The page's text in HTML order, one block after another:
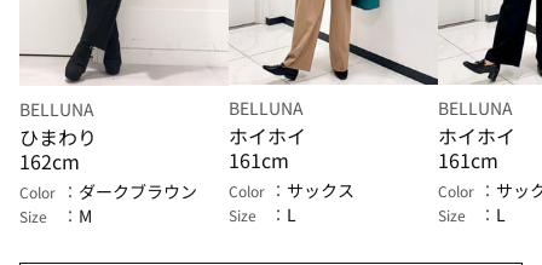
BELLUNA
ひまわり
162cm
Color ダークブラウン
Size M
BELLUNA
ホイホイ
161cm
Color サックス
Size L
BELLUNA
ホイホイ
161cm
Color サッ
Size L